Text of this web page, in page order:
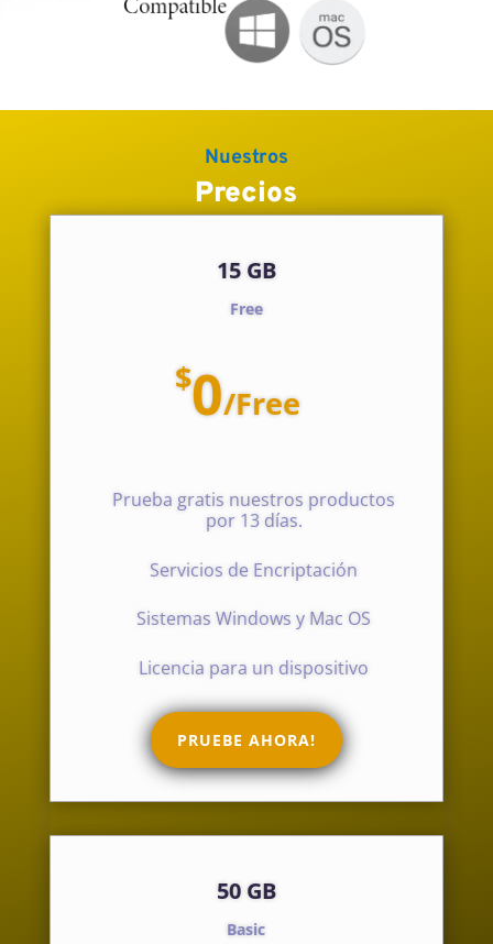
Nuestros
Precios
15 GB
Free
$0/Free
Prueba gratis nuestros productos
por 13 días.
Servicios de Encriptación
Sistemas Windows y Mac OS
Licencia para un dispositivo
PRUEBE AHORA!
50 GB
Basic